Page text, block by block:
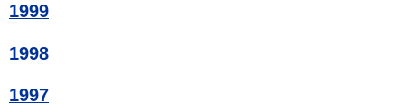
1999
1998
1997